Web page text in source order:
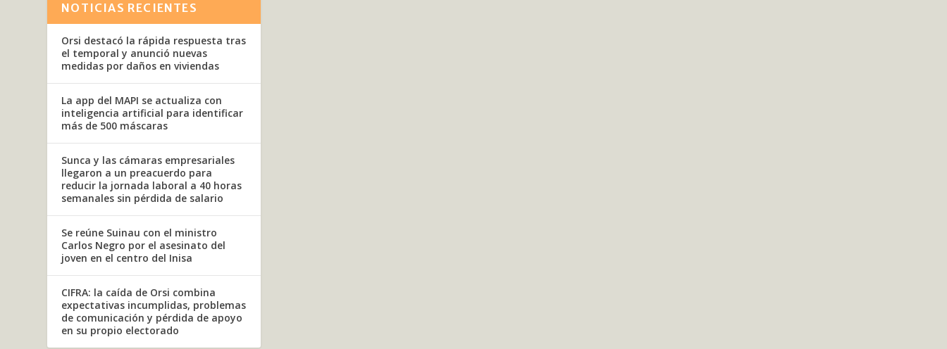
NOTICIAS RECIENTES
Orsi destacó la rápida respuesta tras
el temporal y anunció nuevas
medidas por daños en viviendas
La app del MAPI se actualiza con
inteligencia artificial para identificar
más de 500 máscaras
Sunca y las cámaras empresariales
llegaron a un preacuerdo para
reducir la jornada laboral a 40 horas
semanales sin pérdida de salario
Se reúne Suinau con el ministro
Carlos Negro por el asesinato del
joven en el centro del Inisa
CIFRA: la caída de Orsi combina
expectativas incumplidas, problemas
de comunicación y pérdida de apoyo
en su propio electorado